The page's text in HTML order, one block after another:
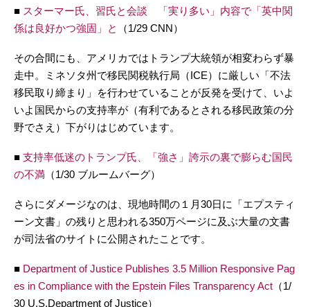
■ スターマー氏、習氏と会談 「実り多い」内容で「英中関
係は良好かつ強固」と
（1/29 CNN）
その合間にも、アメリカではトランプ大統領が相変わらず暴
走中。ミネソタ州で移民関税執行局（ICE）に厳しい「不法
移民取り締まり」を行わせていることが反発を受けて、いよ
いよ国民からの支持率が（有利であるとされる移民政策の分
野でさえ）下がりはじめています。
■ 支持率低迷のトランプ氏、「強さ」誇示の裏で膨らむ国民
の不満 （1/30 ブルームバーグ）
さらにダメージなのは、現地時間の１月30日に「エプスティ
ーン文書」の残りと思われる350万ページに及ぶ大量の文書
が司法省のサイトに公開されたことです。
■ Department of Justice Publishes 3.5 Million Responsive Pag
es in Compliance with the Epstein Files Transparency Act （1/
30 U.S.Department of Justice）